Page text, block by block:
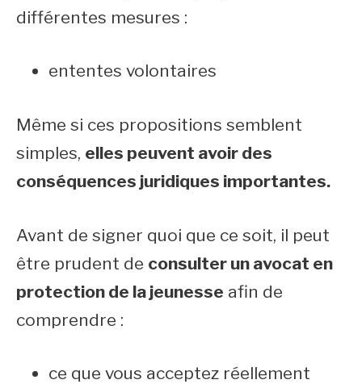
différentes mesures :
ententes volontaires
Même si ces propositions semblent
simples, elles peuvent avoir des
conséquences juridiques importantes.
Avant de signer quoi que ce soit, il peut
être prudent de consulter un avocat en
protection de la jeunesse afin de
comprendre :
ce que vous acceptez réellement